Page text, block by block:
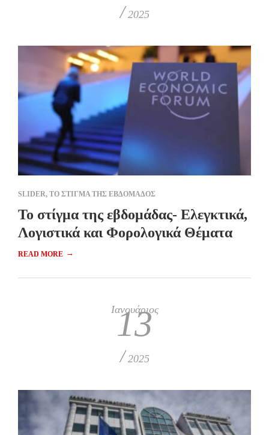
/ 2025
SLIDER, ΤΟ ΣΤΙΓΜΑ ΤΗΣ ΕΒΔΟΜΑΔΟΣ
Το στίγμα της εβδομάδας- Ελεγκτικά,
Λογιστικά και Φορολογικά Θέματα
READ MORE →
Ιανουάριος
13
/ 2025